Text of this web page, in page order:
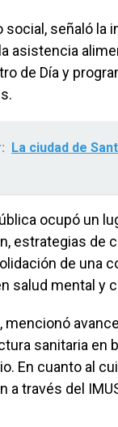
social, señaló
asistencia
de Día y
La ciudad de
ocupó un
estrategias de
de una
salud mental y
mencionó
sanitaria en
En cuanto al
a través del